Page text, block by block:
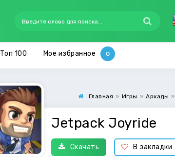
Топ 100 Мое избранное
Главная » Игры » Аркады »
Jetpack Joyride
Скачать В закладки